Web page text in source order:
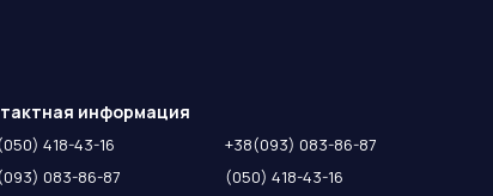
информация
418-43-16
083-86-87
+38(093) 083-86-87
(050) 418-43-16